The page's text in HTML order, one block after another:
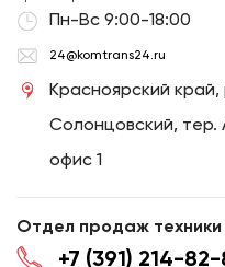
Пн-Вс 9:00-18:00
24@komtrans24.ru
Красноярский
Солонцовский, тер.
офис 1
Отдел продаж техники
+7 (391) 214-